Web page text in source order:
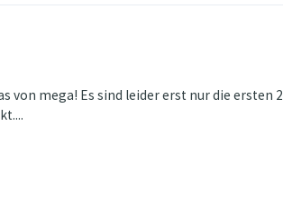
von mega! Es sind leider erst nur die ersten 2